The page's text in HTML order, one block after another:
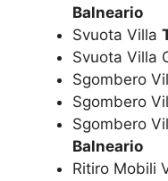
Balneario
Svuota Villa
Svuota Villa
Sgombero
Sgombero
Sgombero
Balneario
Ritiro Mobili